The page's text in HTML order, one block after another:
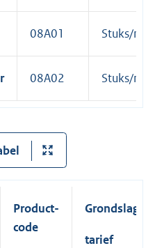
08A01 Stuks/
08A02 Stuks/
Product-
code
Grondslag
tarief